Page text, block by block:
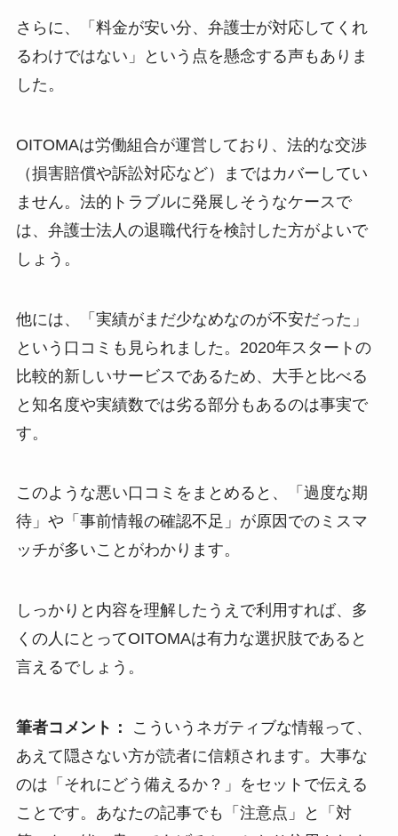
さらに、「料金が安い分、弁護士が対応してくれ
るわけではない」という点を懸念する声もありま
した。
OITOMAは労働組合が運営しており、法的な交渉
（損害賠償や訴訟対応など）まではカバーしてい
ません。法的トラブルに発展しそうなケースで
は、弁護士法人の退職代行を検討した方がよいで
しょう。
他には、「実績がまだ少なめなのが不安だった」
という口コミも見られました。2020年スタートの
比較的新しいサービスであるため、大手と比べる
と知名度や実績数では劣る部分もあるのは事実で
す。
このような悪い口コミをまとめると、「過度な期
待」や「事前情報の確認不足」が原因でのミスマ
ッチが多いことがわかります。
しっかりと内容を理解したうえで利用すれば、多
くの人にとってOITOMAは有力な選択肢であると
言えるでしょう。
筆者コメント：
こういうネガティブな情報って、
あえて隠さない方が読者に信頼されます。大事な
のは「それにどう備えるか？」をセットで伝える
ことです。あなたの記事でも「注意点」と「対